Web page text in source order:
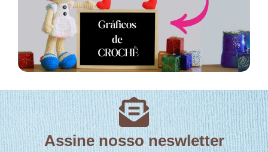
Assine nosso neswletter